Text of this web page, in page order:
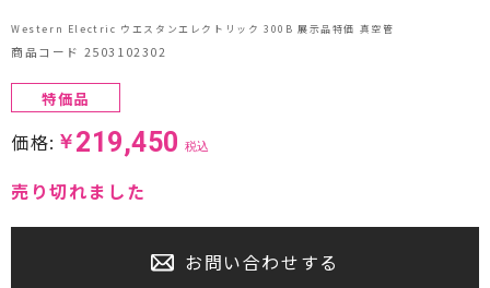
オーディオその他
サウンドバー・アンプ内蔵型スピーカー
センタースピーカー・サブウーファー
Western Electric ウエスタンエレクトリック 300B 展示品特価 真空管
商品コード 2503102302
特価品
価格: ￥ 219,450 税込
売り切れました
お問い合わせする